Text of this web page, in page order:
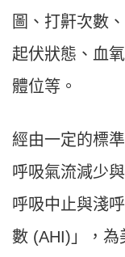
圖、打鼾次數
起伏狀態、血
體位等。
經由一定的標
呼吸氣流減少
呼吸中止與淺
數 (AHI)」，為